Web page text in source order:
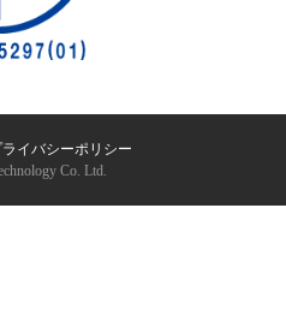
ライバシーポリシー
Co. Ltd.